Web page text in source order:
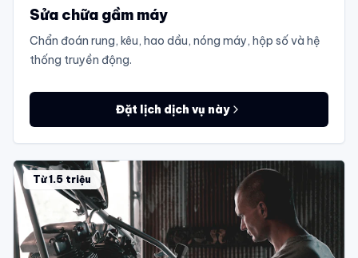
Sửa chữa gầm máy
Chẩn đoán rung, kêu, hao dầu, nóng máy, hộp số và hệ
thống truyền động.
Đặt lịch dịch vụ này
Từ 1.5 triệu